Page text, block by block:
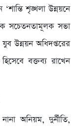
শৃঙ্খলা উন্নয়নে
সচেতনতামূলক সভা
উন্নয়ন অধিদপ্তরের
বক্তব্য রাখেন
অনিয়ম, দুর্নীতি,